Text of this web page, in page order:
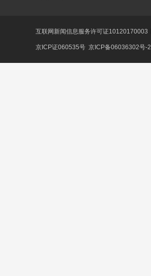
互联网新闻信息服务许可证10120170003
京ICP证060535号 京ICP备06036302号-2